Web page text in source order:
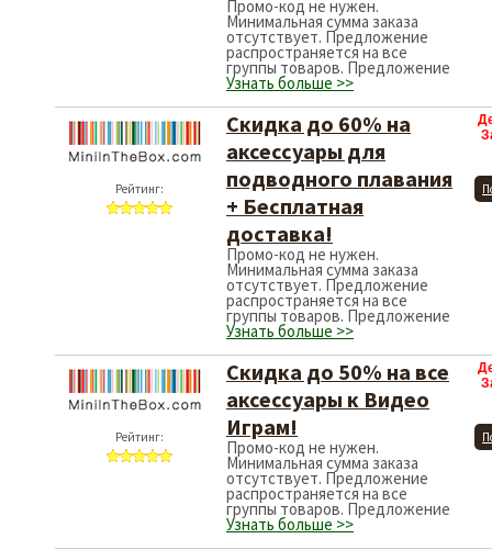
Промо-код не нужен.
Минимальная сумма заказа
отсутствует. Предложение
распространяется на все
группы товаров. Предложение
Узнать больше >>
Рейтинг:
Скидка до 60% на
аксессуары для
подводного плавания
+ Бесплатная
доставка!
Промо-код не нужен.
Минимальная сумма заказа
отсутствует. Предложение
распространяется на все
группы товаров. Предложение
Узнать больше >>
Рейтинг:
Скидка до 50% на все
аксессуары к Видео
Играм!
Промо-код не нужен.
Минимальная сумма заказа
отсутствует. Предложение
распространяется на все
группы товаров. Предложение
Узнать больше >>